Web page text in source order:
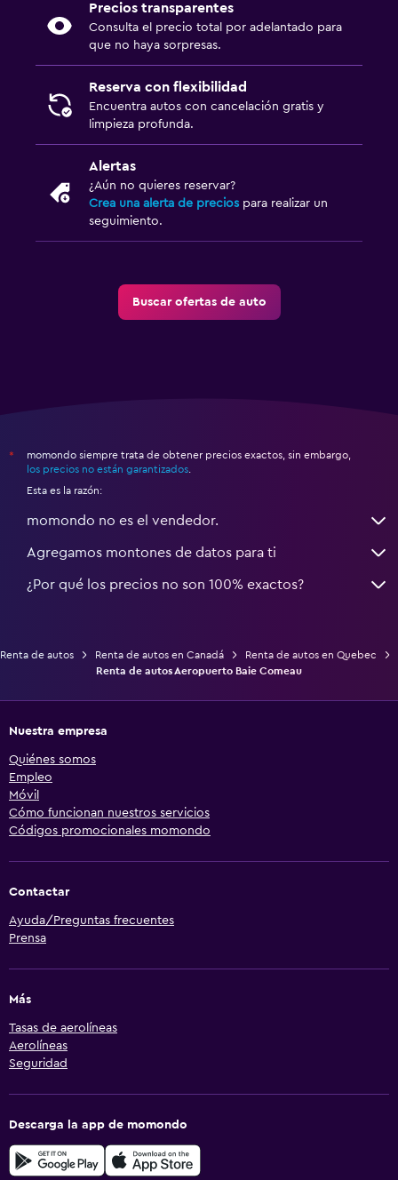
Precios transparentes
Consulta el precio total por adelantado para
que no haya sorpresas.
Reserva con flexibilidad
Encuentra autos con cancelación gratis y
limpieza profunda.
Alertas
¿Aún no quieres reservar?
Crea una alerta de precios para realizar un
seguimiento.
Buscar ofertas de auto
*
momondo siempre trata de obtener precios exactos, sin embargo,
los precios no están garantizados.
Esta es la razón:
momondo no es el vendedor.
Agregamos montones de datos para ti
¿Por qué los precios no son 100% exactos?
Renta de autos Renta de autos en Canadá
Renta de autos en Quebec
Renta de autos Aeropuerto Baie Comeau
Nuestra empresa
Quiénes somos
Empleo
Móvil
Cómo funcionan nuestros servicios
Códigos promocionales momondo
Contactar
Ayuda/Preguntas frecuentes
Prensa
Más
Tasas de aerolíneas
Aerolíneas
Seguridad
Descarga la app de momondo